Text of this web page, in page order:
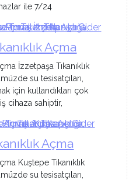
ile 7/24
Açma
İzzetpaşa Tıkanıklık
su tesisatçıları,
için kullandıkları çok
cihaza sahiptir,
Açma
Kuştepe Tıkanıklık
su tesisatçıları,